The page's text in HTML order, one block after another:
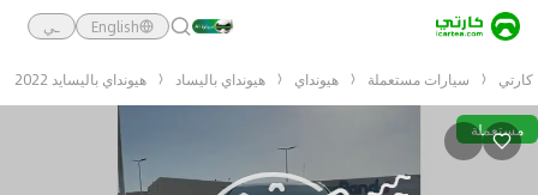
English ـي
كارتي سيارات مستعملة هيونداي هيونداي باليساد هيونداي باليسايد 2022
مستعملة